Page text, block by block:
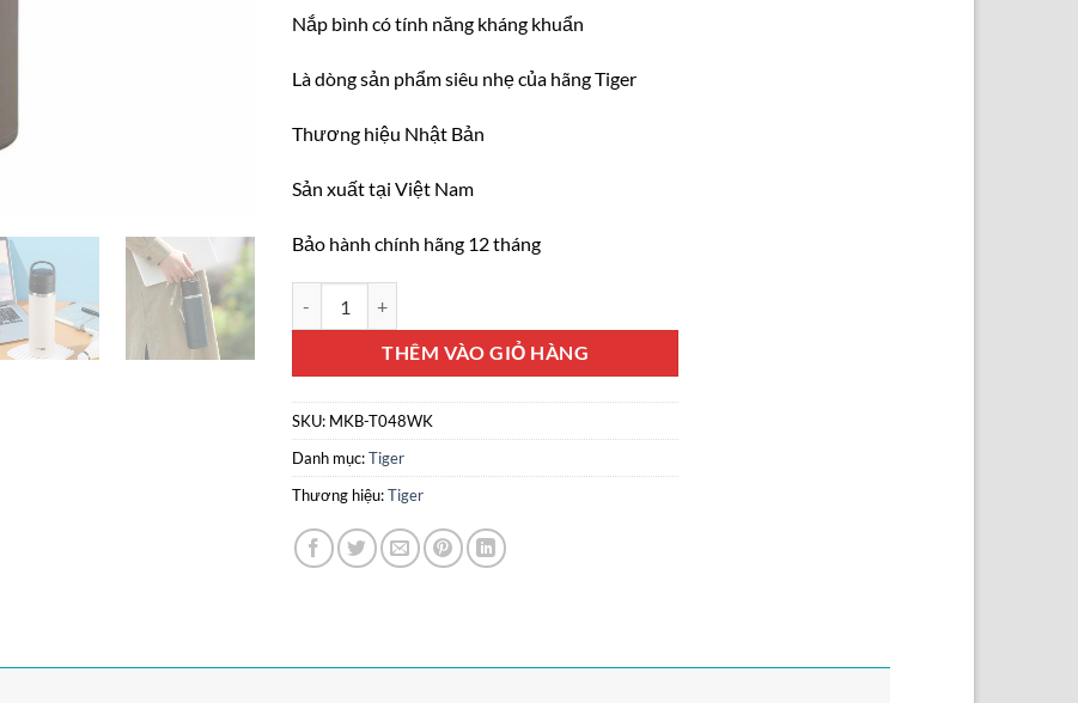
Nắp bình có tính năng kháng khuẩn
Là dòng sản phẩm siêu nhẹ của hãng Tiger
Thương hiệu Nhật Bản
Sản xuất tại Việt Nam
Bảo hành chính hãng 12 tháng
THÊM VÀO GIỎ HÀNG
SKU: MKB-T048WK
Danh mục:Tiger
Thương hiệu:Tiger